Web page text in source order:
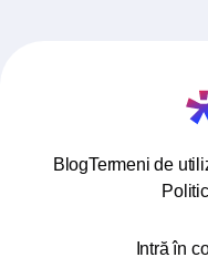
BlogTermeni de
Intră în